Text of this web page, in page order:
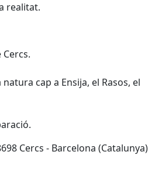
realitat.
cap a Ensija, el Rasos, el
Cercs - Barcelona (Catalunya)